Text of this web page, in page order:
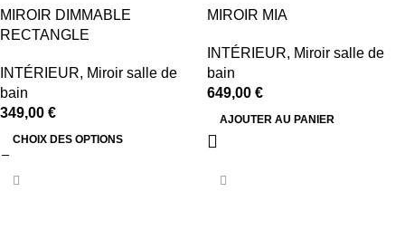
MIROIR DIMMABLE
RECTANGLE
INTÉRIEUR, Miroir salle de
bain
349,00 €
CHOIX DES OPTIONS
MIROIR MIA
INTÉRIEUR, Miroir salle de
bain
649,00 €
AJOUTER AU PANIER